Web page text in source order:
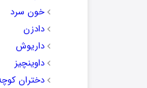
خون سرد
دادزن
داریوش
داوینچیز
دختران